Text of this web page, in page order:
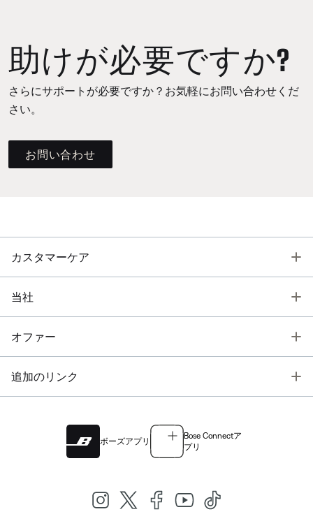
助けが必要ですか?
さらにサポートが必要ですか？お気軽にお問い合わせくだ
さい。
お問い合わせ
カスタマーケア
当社
オファー
追加のリンク
ボーズアプリ
Bose Connectア
プリ